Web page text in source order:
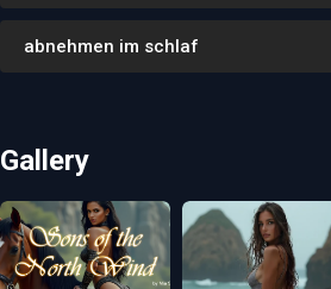
abnehmen im schlaf
Gallery